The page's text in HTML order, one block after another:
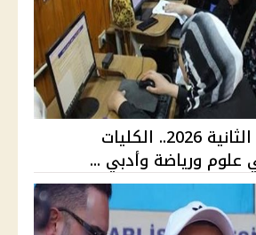
تنسيق المرحلة الثانية 2026.. الكليات
علوم ورياضة وأدبي ...